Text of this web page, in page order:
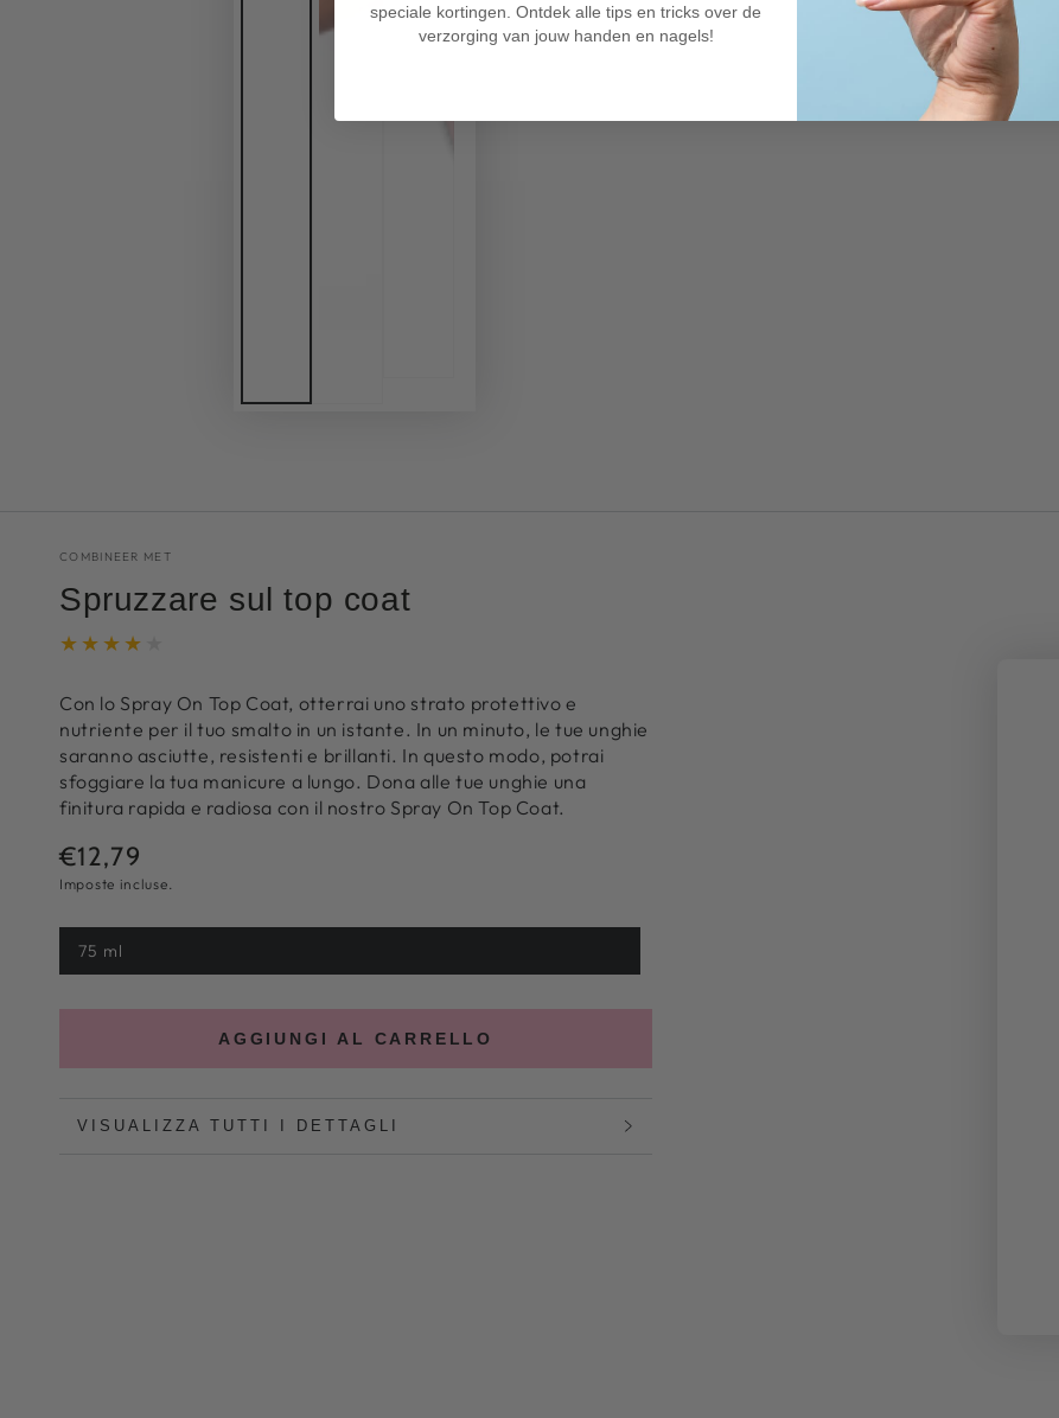
COMBINEER MET
Spruzzare sul top coat
Con lo Spray On Top Coat, otterrai uno strato protettivo e
nutriente per il tuo smalto in un istante. In un minuto, le tue unghie
saranno asciutte, resistenti e brillanti. In questo modo, potrai
sfoggiare la tua manicure a lungo. Dona alle tue unghie una
finitura rapida e radiosa con il nostro Spray On Top Coat.
Prezzo
normale
€12,79
Imposte incluse.
75 ml
Variante
esaurita
non
AGGIUNGI AL CARRELLO
VISUALIZZA TUTTI I DETTAGLI
speciale kortingen. Ontdek alle tips en tricks over de
verzorging van jouw handen en nagels!